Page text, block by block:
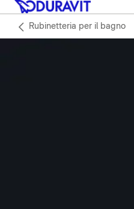
Rubinetteria per il bagno